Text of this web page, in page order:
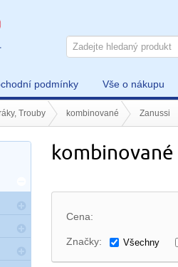
podmínky Vše o nákupu
Trouby kombinované Zanussi
kombinované
Cena:
Značky: Všechny